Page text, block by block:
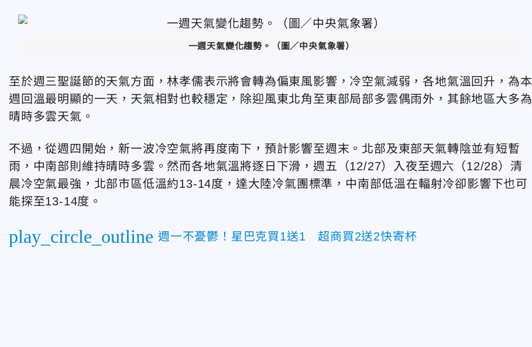
一週天氣變化趨勢。（圖／中央氣象署）
至於週三聖誕節的天氣方面，林孝儒表示將會轉為偏東風影響，冷空氣減弱，各地氣溫回升，為本
週回溫最明顯的一天，天氣相對也較穩定，除迎風東北角至東部局部多雲偶雨外，其餘地區大多為
晴時多雲天氣。
不過，從週四開始，新一波冷空氣將再度南下，預計影響至週末。北部及東部天氣轉陰並有短暫
雨，中南部則維持晴時多雲。然而各地氣溫將逐日下滑，週五（12/27）入夜至週六（12/28）清
晨冷空氣最強，北部市區低溫約13-14度，達大陸冷氣團標準，中南部低溫在輻射冷卻影響下也可
能探至13-14度。
play_circle_outline 週一不憂鬱！星巴克買1送1 超商買2送2快寄杯